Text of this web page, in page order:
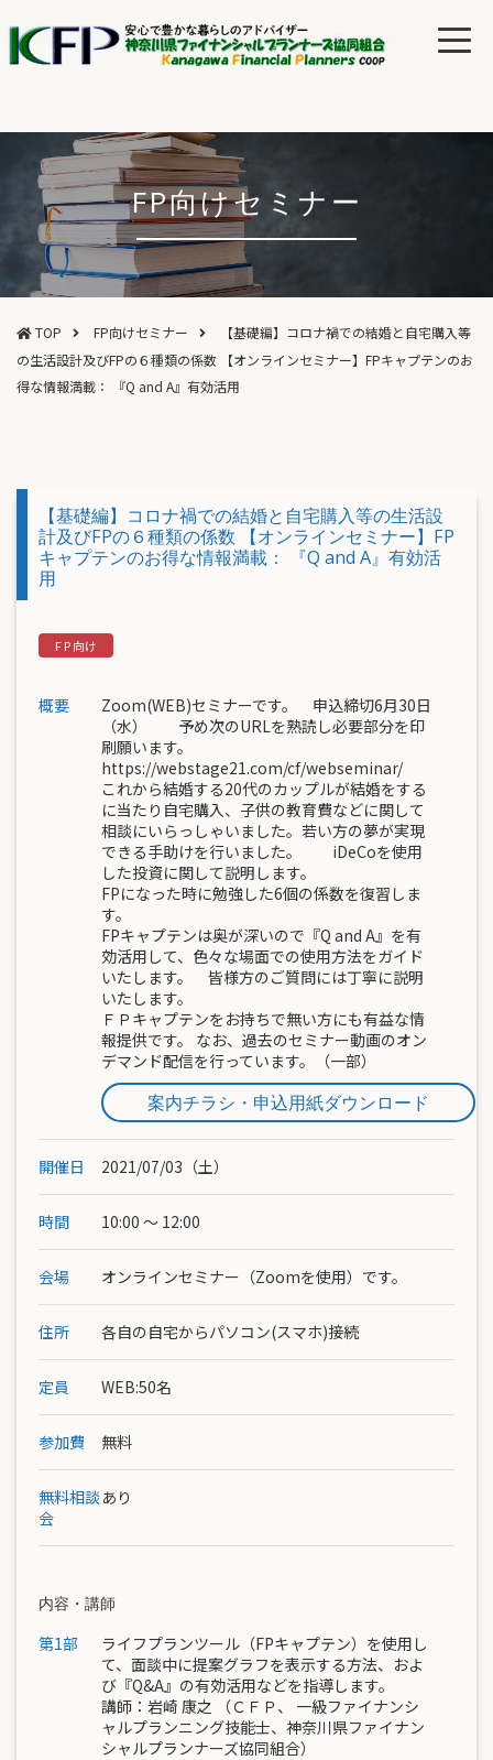
FP向けセミナー
TOP FP向けセミナー
【基礎編】コロナ禍での結婚と自宅購入等
の生活設計及びFPの６種類の係数 【オンラインセミナー】FPキャプテンのお
得な情報満載： 『Q and A』有効活用
【基礎編】コロナ禍での結婚と自宅購入等の生活設
計及びFPの６種類の係数 【オンラインセミナー】FP
キャプテンのお得な情報満載： 『Q and A』有効活
用
概要
Zoom(WEB)セミナーです。 申込締切6月30日
（水） 予め次のURLを熟読し必要部分を印
刷願います。
https://webstage21.com/cf/webseminar/
これから結婚する20代のカップルが結婚をする
に当たり自宅購入、子供の教育費などに関して
相談にいらっしゃいました。若い方の夢が実現
できる手助けを行いました。 iDeCoを使用
した投資に関して説明します。
FPになった時に勉強した6個の係数を復習しま
す。
FPキャプテンは奥が深いので『Q and A』を有
効活用して、色々な場面での使用方法をガイド
いたします。 皆様方のご質問には丁寧に説明
いたします。
ＦＰキャプテンをお持ちで無い方にも有益な情
報提供です。 なお、過去のセミナー動画のオン
デマンド配信を行っています。（一部）
案内チラシ・申込用紙ダウンロード
開催日 2021/07/03（土）
時間 10:00 ～ 12:00
会場 オンラインセミナー（Zoomを使用）です。
住所 各自の自宅からパソコン(スマホ)接続
定員 WEB:50名
参加費 無料
無料相談
会
あり
内容・講師
第1部
ライフプランツール（FPキャプテン）を使用し
て、面談中に提案グラフを表示する方法、およ
び『Q&A』の有効活用などを指導します。
講師： 岩崎 康之 （ＣＦＰ、 一級ファイナンシ
ャルプランニング技能士、神奈川県ファイナン
シャルプランナーズ協同組合）